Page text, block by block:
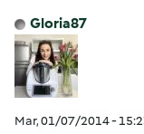
Gloria87
Mar, 01/07/2014 -